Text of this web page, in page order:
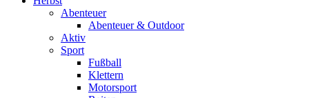
Abenteuer
Abenteuer & Outdoor
Aktiv
Sport
Fußball
Klettern
Motorsport